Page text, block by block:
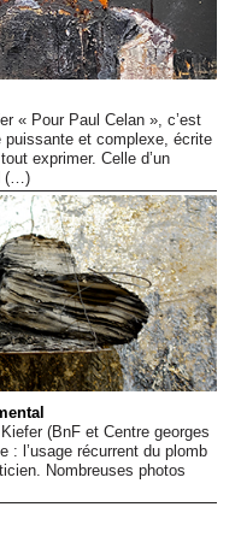
« Pour Paul Celan », c’est
puissante et complexe, écrite
exprimer. Celle d’un
(…)
(BnF et Centre georges
: l’usage récurrent du plomb
Nombreuses photos